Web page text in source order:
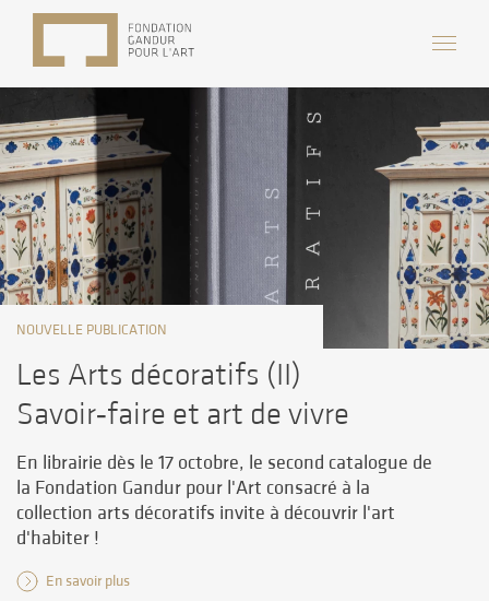
NOUVELLE PUBLICATION
Les Arts décoratifs (II)
Savoir‑faire et art de vivre
En librairie dès le 17 octobre, le second catalogue de
la Fondation Gandur pour l'Art consacré à la
collection arts décoratifs invite à découvrir l'art
d'habiter !
En savoir plus